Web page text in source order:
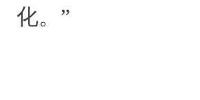
化。”